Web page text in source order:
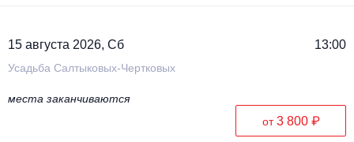
15 августа 2026, Сб 13:00
Усадьба Салтыковых-Чертковых
места заканчиваются
от3 800 ₽